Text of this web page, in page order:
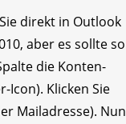
direkt in Outlook
aber es sollte so
die Konten-
Icon). Klicken Sie
Mailadresse). Nun